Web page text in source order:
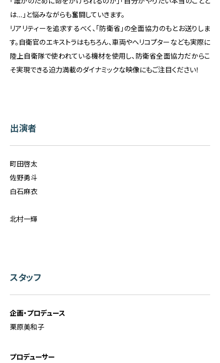
は…」と悩みながらも奮闘していきます。
リアリティーを追求するべく、「防衛省」の全面協力のもとお送りしま
す。自衛官のエキストラはもちろん、車両やヘリコプターなども実際に
陸上自衛隊で使われている機材を使用し、防衛省全面協力だからこ
そ実現できる迫力満載のダイナミックな映像にもご注目ください！
出演者
町田啓太
佐野勇斗
白石麻衣
北村一輝
スタッフ
企画・プロデュース
栗原美和子
プロデューサー